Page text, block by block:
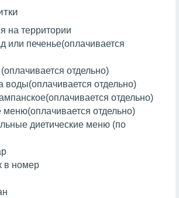
на территории
или печенье(оплачивается
(оплачивается отдельно)
воды(оплачивается отдельно)
(оплачивается отдельно)
меню(оплачивается отдельно)
диетические меню (по
в номер